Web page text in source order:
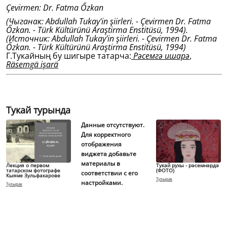
Çevirmen: Dr. Fatma Őzkan
(Чыганак: Abdullah Tukay'in şiirleri. - Çevirmen Dr. Fatma
Őzkan. - Türk Kültürünü Araştirma Enstitüsü, 1994).
(Источник: Abdullah Tukay'in şiirleri. - Çevirmen Dr. Fatma
Őzkan. - Türk Kültürünü Araştirma Enstitüsü, 1994)
Г.Тукайның бу шигыре татарча: Рәсемгә ишарә,
Räsemgä işarä
Тукай турында
Лекция о первом
татарском фотографе
Кыяме Зульфакарове
Тулырак
Данные отсутствуют.
Для корректного
отображения
виджета добавьте
материалы в
соответствии с его
настройками.
Тукай рухы - рәсемнәрдә
(ФОТО)
Тулырак